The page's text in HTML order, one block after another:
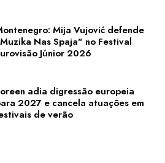
Mija Vujović defende
Nas Spaja" no Festival
Júnior 2026
adia digressão europeia
2027 e cancela atuações em
de verão